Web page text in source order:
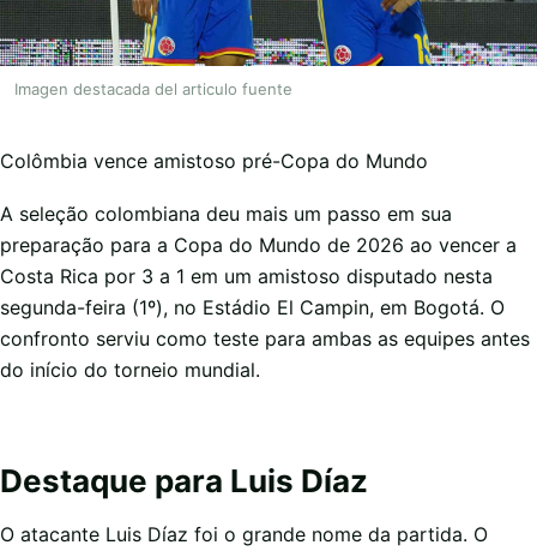
Imagen destacada del articulo fuente
Colômbia vence amistoso pré-Copa do Mundo
A seleção colombiana deu mais um passo em sua
preparação para a Copa do Mundo de 2026 ao vencer a
Costa Rica por 3 a 1 em um amistoso disputado nesta
segunda-feira (1º), no Estádio El Campin, em Bogotá. O
confronto serviu como teste para ambas as equipes antes
do início do torneio mundial.
Destaque para Luis Díaz
O atacante Luis Díaz foi o grande nome da partida. O